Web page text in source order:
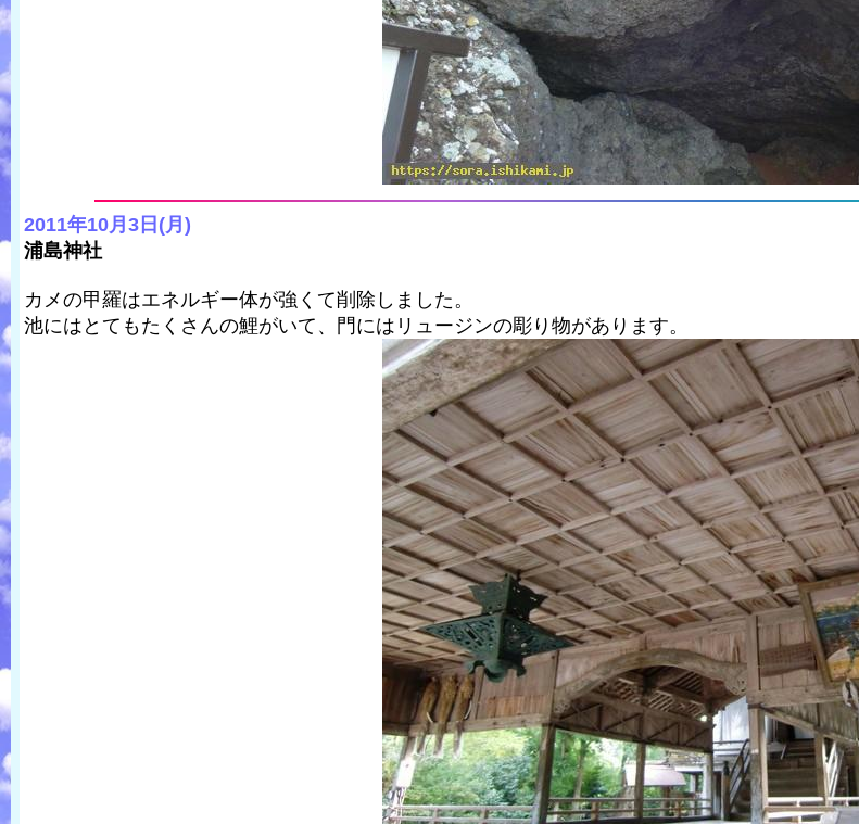
2011年10月3日(月)
浦島神社
カメの甲羅はエネルギー体が強くて削除しました。
池にはとてもたくさんの鯉がいて、門にはリュージンの彫り物があります。